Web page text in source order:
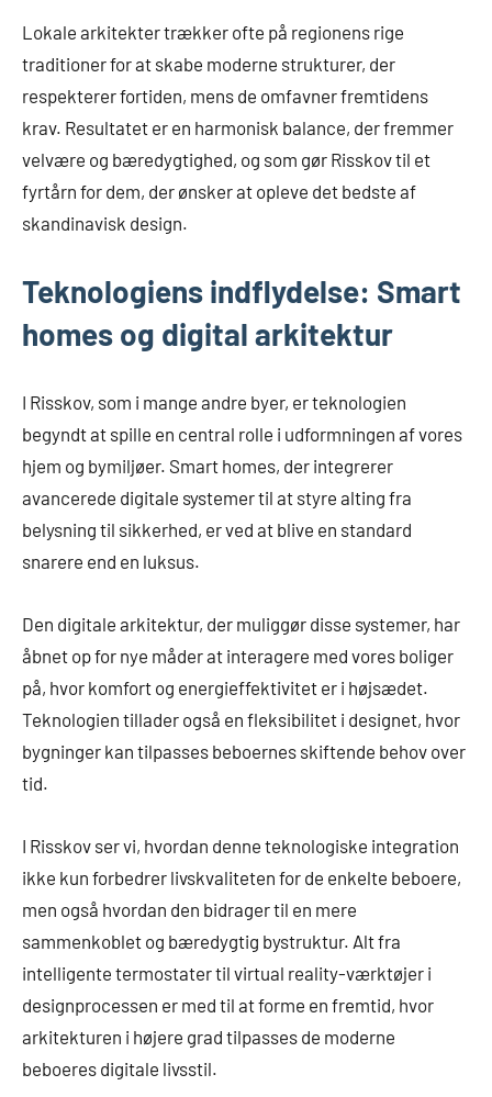
Lokale arkitekter trækker ofte på regionens rige
traditioner for at skabe moderne strukturer, der
respekterer fortiden, mens de omfavner fremtidens
krav. Resultatet er en harmonisk balance, der fremmer
velvære og bæredygtighed, og som gør Risskov til et
fyrtårn for dem, der ønsker at opleve det bedste af
skandinavisk design.
Teknologiens indflydelse: Smart
homes og digital arkitektur
I Risskov, som i mange andre byer, er teknologien
begyndt at spille en central rolle i udformningen af vores
hjem og bymiljøer. Smart homes, der integrerer
avancerede digitale systemer til at styre alting fra
belysning til sikkerhed, er ved at blive en standard
snarere end en luksus.
Den digitale arkitektur, der muliggør disse systemer, har
åbnet op for nye måder at interagere med vores boliger
på, hvor komfort og energieffektivitet er i højsædet.
Teknologien tillader også en fleksibilitet i designet, hvor
bygninger kan tilpasses beboernes skiftende behov over
tid.
I Risskov ser vi, hvordan denne teknologiske integration
ikke kun forbedrer livskvaliteten for de enkelte beboere,
men også hvordan den bidrager til en mere
sammenkoblet og bæredygtig bystruktur. Alt fra
intelligente termostater til virtual reality-værktøjer i
designprocessen er med til at forme en fremtid, hvor
arkitekturen i højere grad tilpasses de moderne
beboeres digitale livsstil.